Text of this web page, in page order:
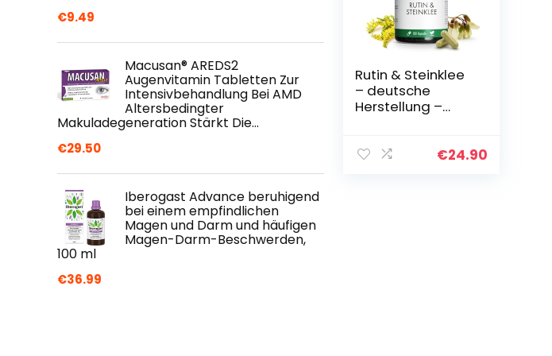
€9.49
Macusan® AREDS2
Augenvitamin Tabletten Zur
Intensivbehandlung Bei AMD
Altersbedingter
Makuladegeneration Stärkt Die…
€29.50
Iberogast Advance beruhigend
bei einem empfindlichen
Magen und Darm und häufigen
Magen-Darm-Beschwerden,
100 ml
€36.99
Rutin & Steinklee
– deutsche
Herstellung –
Vorrat für 3
€24.90